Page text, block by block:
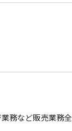
業務など販売業務